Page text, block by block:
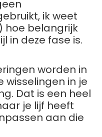
ik weet
hoe belangrijk
in deze fase is.
worden in
wisselingen in je
Dat is een heel
je lijf heeft
aan die